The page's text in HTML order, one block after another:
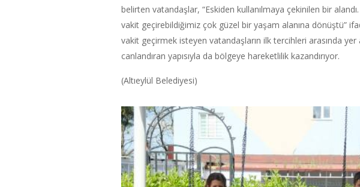
belirten vatandaşlar, “Eskiden kullanılmaya çekinilen bir
vakit geçirebildiğimiz çok güzel bir yaşam alanına dönüştü”
vakit geçirmek isteyen vatandaşların ilk tercihleri arasında yer
canlandıran yapısıyla da bölgeye hareketlilik kazandırıyor.
(Altıeylül Belediyesi)